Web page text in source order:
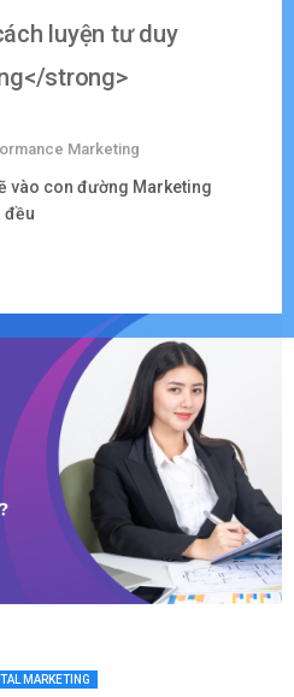
luyện tư duy
strong>
Marketing
vào con đường Marketing
đều
MARKETING